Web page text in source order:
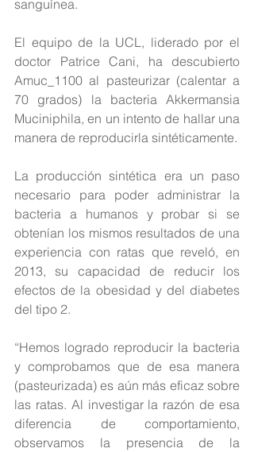
sanguínea.
El equipo de la UCL, liderado por el
doctor Patrice Cani, ha descubierto
Amuc_1100 al pasteurizar (calentar a
70 grados) la bacteria Akkermansia
Muciniphila, en un intento de hallar una
manera de reproducirla sintéticamente.
La producción sintética era un paso
necesario para poder administrar la
bacteria a humanos y probar si se
obtenían los mismos resultados de una
experiencia con ratas que reveló, en
2013, su capacidad de reducir los
efectos de la obesidad y del diabetes
del tipo 2.
“Hemos logrado reproducir la bacteria
y comprobamos que de esa manera
(pasteurizada) es aún más eficaz sobre
las ratas. Al investigar la razón de esa
diferencia de comportamiento,
observamos la presencia de la